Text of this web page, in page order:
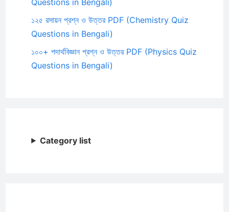
১২৫ রসায়ন প্রশ্ন ও উত্তর PDF (Chemistry Quiz
Questions in Bengali)
১০০+ পদার্থবিজ্ঞান প্রশ্ন ও উত্তর PDF (Physics Quiz
Questions in Bengali)
Category list